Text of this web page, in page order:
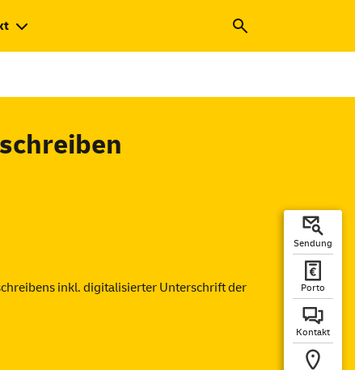
Sendung
Porto
Kontakt
inkl. digitalisierter Unterschrift der